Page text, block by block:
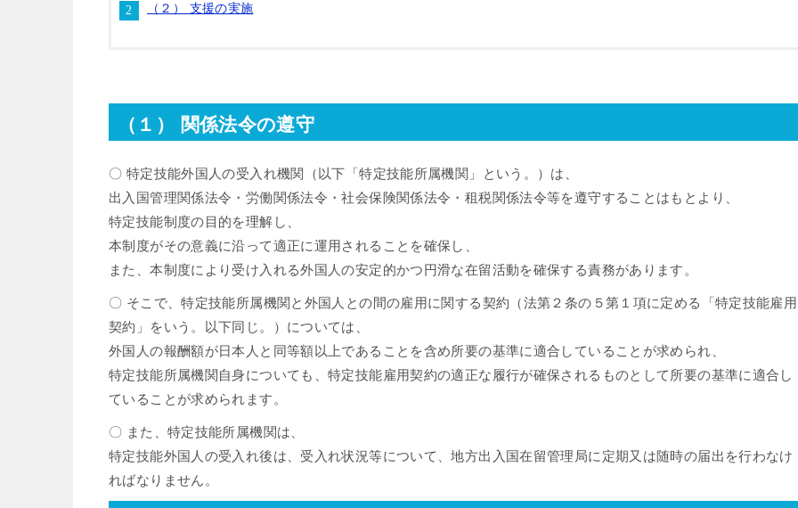
（２） 支援の実施
（１） 関係法令の遵守
〇 特定技能外国人の受入れ機関（以下「特定技能所属機関」という。）は、
出入国管理関係法令・労働関係法令・社会保険関係法令・租税関係法令等を遵守することはもとより、
特定技能制度の目的を理解し、
本制度がその意義に沿って適正に運用されることを確保し、
また、本制度により受け入れる外国人の安定的かつ円滑な在留活動を確保する責務があります。
〇 そこで、特定技能所属機関と外国人との間の雇用に関する契約（法第２条の５第１項に定める「特定技能雇用
契約」をいう。以下同じ。）については、
外国人の報酬額が日本人と同等額以上であることを含め所要の基準に適合していることが求められ、
特定技能所属機関自身についても、特定技能雇用契約の適正な履行が確保されるものとして所要の基準に適合し
ていることが求められます。
〇 また、特定技能所属機関は、
特定技能外国人の受入れ後は、受入れ状況等について、地方出入国在留管理局に定期又は随時の届出を行わなけ
ればなりません。